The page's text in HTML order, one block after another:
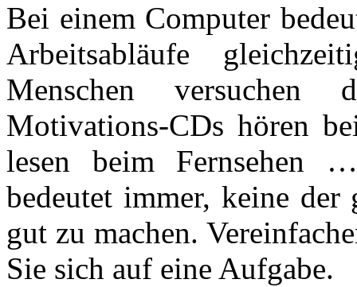
Bei einem Computer
Arbeitsabläufe
Menschen versuchen
Motivations-CDs hören
lesen beim Fernsehen
bedeutet immer, keine
gut zu machen.
Sie sich auf eine Aufgabe.